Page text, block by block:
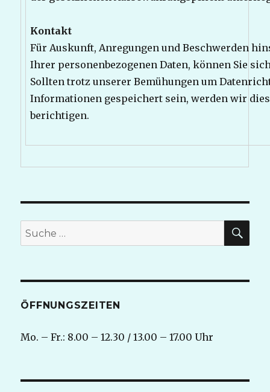
Kontakt
Für Auskunft, Anregungen und Beschwerden
Ihrer personenbezogenen Daten, können Sie
Sollten trotz unserer Bemühungen um
Informationen gespeichert sein, werden wir
berichtigen.
Suche
nach:
ÖFFNUNGSZEITEN
Mo. – Fr.: 8.00 – 12.30 / 13.00 – 17.00 Uhr